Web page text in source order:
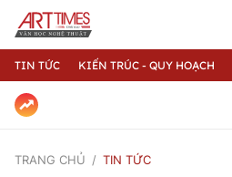
TIN TỨC KIẾN TRÚC - QUY HOẠCH
TRANG CHỦ TIN TỨC